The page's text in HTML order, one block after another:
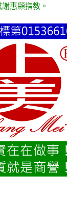
惠顧指教。